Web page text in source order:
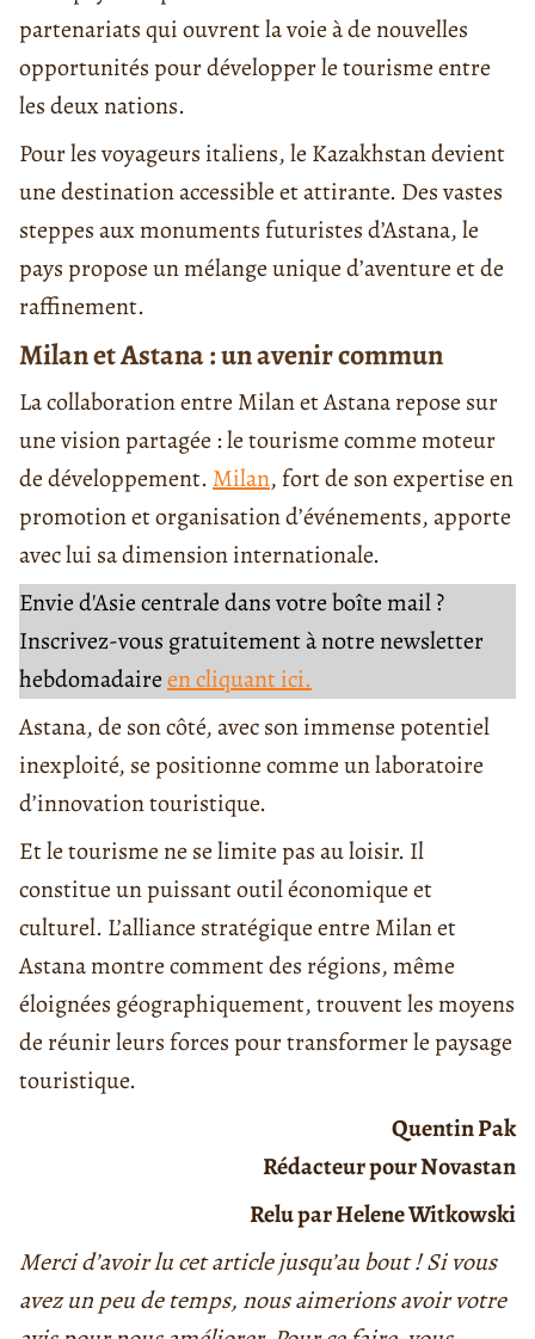
partenariats qui ouvrent la voie à de nouvelles
opportunités pour développer le tourisme entre
les deux nations.
Pour les voyageurs italiens, le Kazakhstan devient
une destination accessible et attirante. Des vastes
steppes aux monuments futuristes d’Astana, le
pays propose un mélange unique d’aventure et de
raffinement.
Milan et Astana : un avenir commun
La collaboration entre Milan et Astana repose sur
une vision partagée : le tourisme comme moteur
de développement. Milan, fort de son expertise en
promotion et organisation d’événements, apporte
avec lui sa dimension internationale.
Envie d'Asie centrale dans votre boîte mail ?
Inscrivez-vous gratuitement à notre newsletter
hebdomadaireen cliquant ici.
Astana, de son côté, avec son immense potentiel
inexploité, se positionne comme un laboratoire
d’innovation touristique.
Et le tourisme ne se limite pas au loisir. Il
constitue un puissant outil économique et
culturel. L’alliance stratégique entre Milan et
Astana montre comment des régions, même
éloignées géographiquement, trouvent les moyens
de réunir leurs forces pour transformer le paysage
touristique.
Quentin Pak
Rédacteur pour Novastan
Relu par Helene Witkowski
Merci d’avoir lu cet article jusqu’au bout ! Si vous
avez un peu de temps, nous aimerions avoir votre